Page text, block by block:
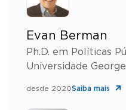
Evan Berman
Ph.D. em Políticas
Universidade
desde 2020Saiba mais